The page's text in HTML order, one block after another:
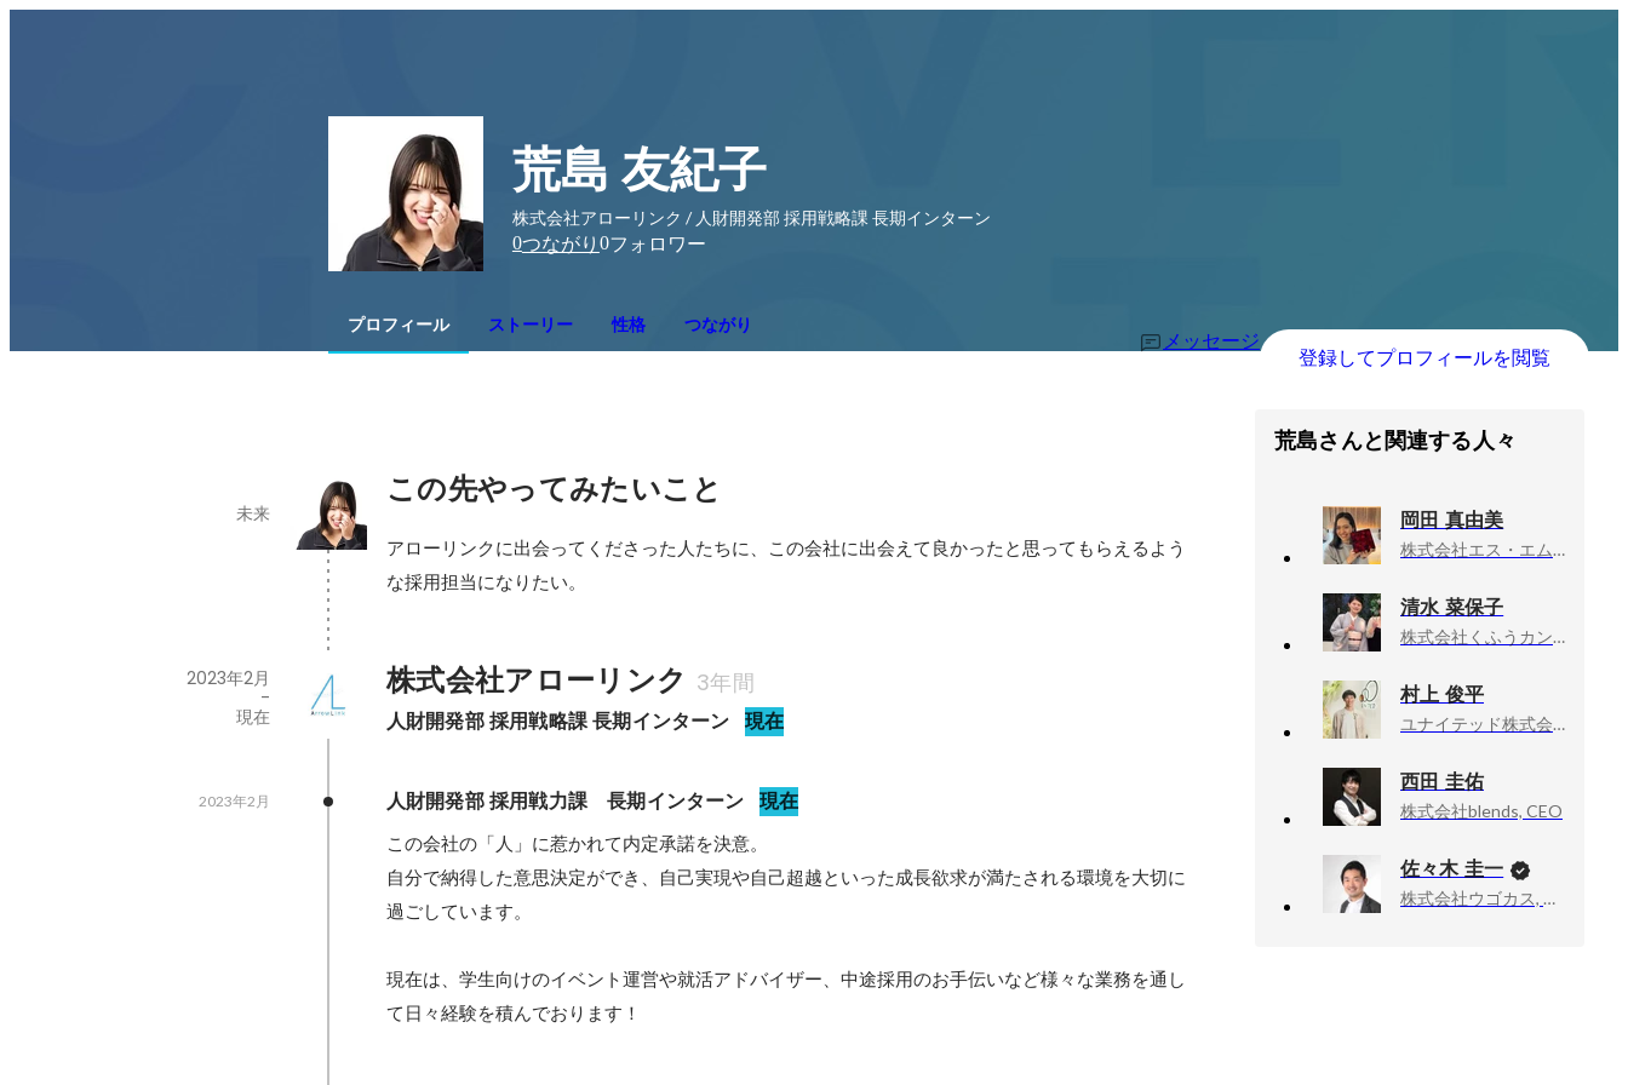
荒島 友紀子
株式会社アローリンク / 人財開発部 採用戦略課 長期インターン
0つながり 0フォロワー
プロフィール ストーリー 性格 つながり
メッセージ
登録してプロフィールを閲覧
この先やってみたいこと
未来
アローリンクに出会ってくださった人たちに、この会社に出会えて良かったと思ってもらえるよう
株式会社アローリンク 3年間
人財開発部 採用戦略課 長期インターン 現在
2023年2月
-
現在
人財開発部 採用戦力課　長期インターン 現在
2023年2月
この会社の「人」に惹かれて内定承諾を決意。
自分で納得した意思決定ができ、自己実現や自己超越といった成長欲求が満たされる環境を大切に
過ごしています。
現在は、学生向けのイベント運営や就活アドバイザー、中途採用のお手伝いなど様々な業務を通し
て日々経験を積んでおります！
荒島さんと関連する人々
岡田 真由美
株式会社エス・エム・エス, プロダクト推進本部
清水 菜保子
株式会社くふうカンパニーホールディングス, 人事総務部
村上 俊平
ユナイテッド株式会社, 人事部 採用育成チーム・マネージャー
西田 圭佑
株式会社blends, CEO
佐々木 圭一
株式会社ウゴカス, 代表取締役